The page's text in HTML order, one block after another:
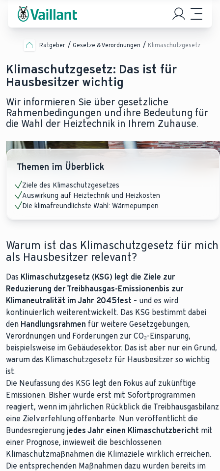
Ratgeber Gesetze & Verordnungen Klimaschutzgesetz
Klimaschutzgesetz: Das ist für
Hausbesitzer wichtig
Wir informieren Sie über gesetzliche
Rahmenbedingungen und ihre Bedeutung für
die Wahl der Heiztechnik in Ihrem Zuhause.
Themen im Überblick
Ziele des Klimaschutzgesetzes
Auswirkung auf Heiztechnik und Heizkosten
Die klimafreundlichste Wahl: Wärmepumpen
Warum ist das Klimaschutzgesetz für mich
als Hausbesitzer relevant?
Das Klimaschutzgesetz (KSG) legt die Ziele zur
Reduzierung der Treibhausgas-Emissionenbis zur
Klimaneutralität im Jahr 2045fest – und es wird
kontinuierlich weiterentwickelt. Das KSG bestimmt dabei
den Handlungsrahmen für weitere Gesetzgebungen,
Verordnungen und Förderungen zur CO₂-Einsparung,
beispielsweise im Gebäudesektor. Das ist aber nur ein Grund,
warum das Klimaschutzgesetz für Hausbesitzer so wichtig
ist.
Die Neufassung des KSG legt den Fokus auf zukünftige
Emissionen. Bisher wurde erst mit Sofortprogrammen
reagiert, wenn im jährlichen Rückblick die Treibhausgasbilanz
eine Zielverfehlung offenbarte. Nun veröffentlicht die
Bundesregierung jedes Jahr einen Klimaschutzbericht mit
einer Prognose, inwieweit die beschlossenen
Klimaschutzmaßnahmen die Klimaziele wirklich erreichen.
Die entsprechenden Maßnahmen dazu wurden bereits im